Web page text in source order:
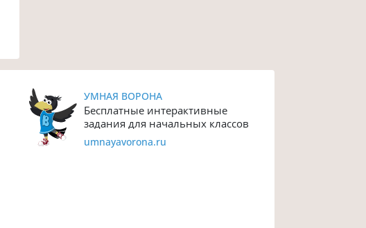
УМНАЯ ВОРОНА
Бесплатные интерактивные
задания для начальных классов
umnayavorona.ru